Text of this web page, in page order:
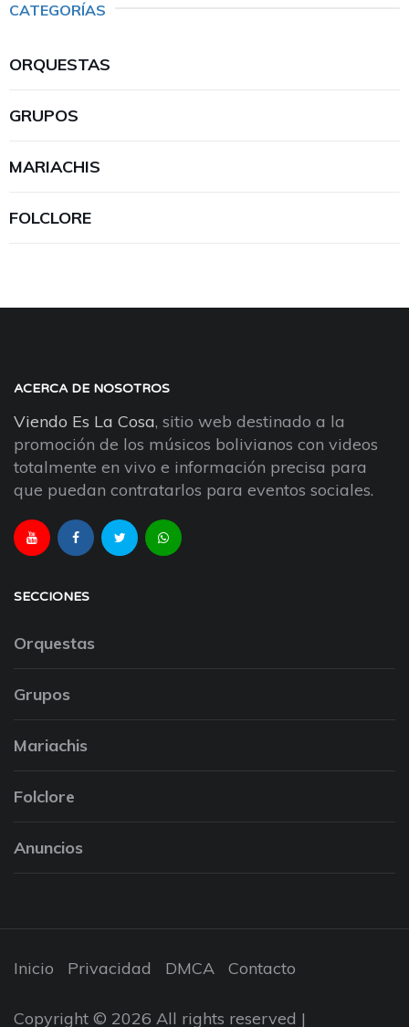
CATEGORÍAS
ORQUESTAS
GRUPOS
MARIACHIS
FOLCLORE
ACERCA DE NOSOTROS
Viendo Es La Cosa, sitio web destinado a la
promoción de los músicos bolivianos con videos
totalmente en vivo e información precisa para
que puedan contratarlos para eventos sociales.
SECCIONES
Orquestas
Grupos
Mariachis
Folclore
Anuncios
Inicio Privacidad DMCA Contacto
Copyright © 2026 All rights reserved |